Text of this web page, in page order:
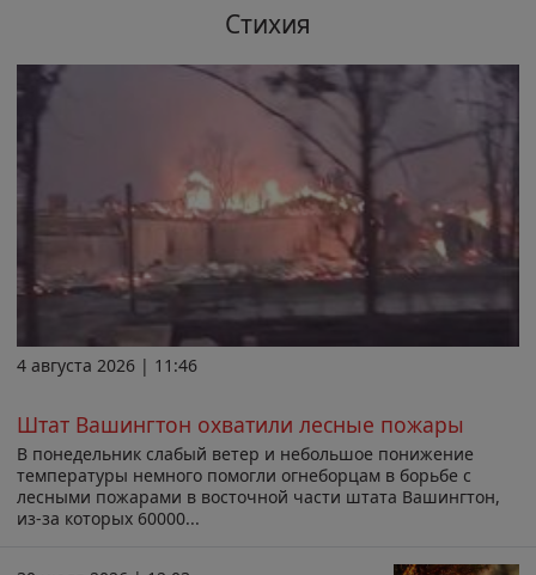
Стихия
4 августа 2026 | 11:46
Штат Вашингтон охватили лесные пожары
В понедельник слабый ветер и небольшое понижение
температуры немного помогли огнеборцам в борьбе с
лесными пожарами в восточной части штата Вашингтон,
из-за которых 60000...